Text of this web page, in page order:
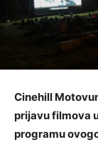
Cinehill
prijavu filmova
programu